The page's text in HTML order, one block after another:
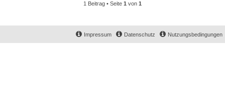
1 Beitrag • Seite 1 von 1
Nutzungsbedingungen
Datenschutz
Impressum